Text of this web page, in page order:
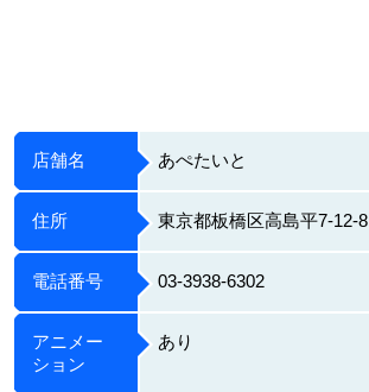
店舗名 あぺたいと
住所 東京都板橋区高島平7-12-8
電話番号 03-3938-6302
アニメー
ション
あり